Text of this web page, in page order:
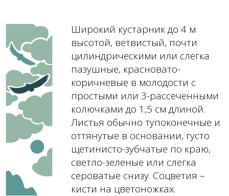
Широкий кустарник до 4 м
высотой, ветвистый, почти
цилиндрическими или слегка
пазушные, красновато-
коричневые в молодости с
простыми или 3-рассеченными
колючками до 1,5 см длиной.
Листья обычно тупоконечные и
оттянутые в основании, густо
щетинисто-зубчатые по краю,
светло-зеленые или слегка
сероватые снизу. Соцветия –
кисти на цветоножках.